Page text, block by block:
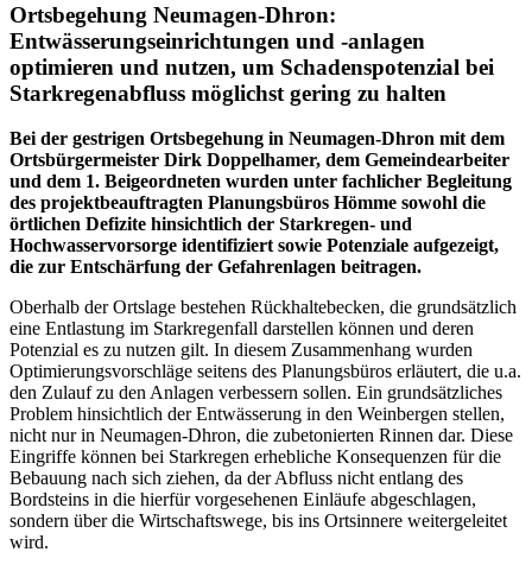
Ortsbegehung Neumagen-Dhron:
Entwässerungseinrichtungen und -anlagen
optimieren und nutzen, um Schadenspotenzial bei
Starkregenabfluss möglichst gering zu halten
Bei der gestrigen Ortsbegehung in Neumagen-Dhron mit dem
Ortsbürgermeister Dirk Doppelhamer, dem Gemeindearbeiter
und dem 1. Beigeordneten wurden unter fachlicher Begleitung
des projektbeauftragten Planungsbüros Hömme sowohl die
örtlichen Defizite hinsichtlich der Starkregen- und
Hochwasservorsorge identifiziert sowie Potenziale aufgezeigt,
die zur Entschärfung der Gefahrenlagen beitragen.
Oberhalb der Ortslage bestehen Rückhaltebecken, die grundsätzlich
eine Entlastung im Starkregenfall darstellen können und deren
Potenzial es zu nutzen gilt. In diesem Zusammenhang wurden
Optimierungsvorschläge seitens des Planungsbüros erläutert, die u.a.
den Zulauf zu den Anlagen verbessern sollen. Ein grundsätzliches
Problem hinsichtlich der Entwässerung in den Weinbergen stellen,
nicht nur in Neumagen-Dhron, die zubetonierten Rinnen dar. Diese
Eingriffe können bei Starkregen erhebliche Konsequenzen für die
Bebauung nach sich ziehen, da der Abfluss nicht entlang des
Bordsteins in die hierfür vorgesehenen Einläufe abgeschlagen,
sondern über die Wirtschaftswege, bis ins Ortsinnere weitergeleitet
wird.